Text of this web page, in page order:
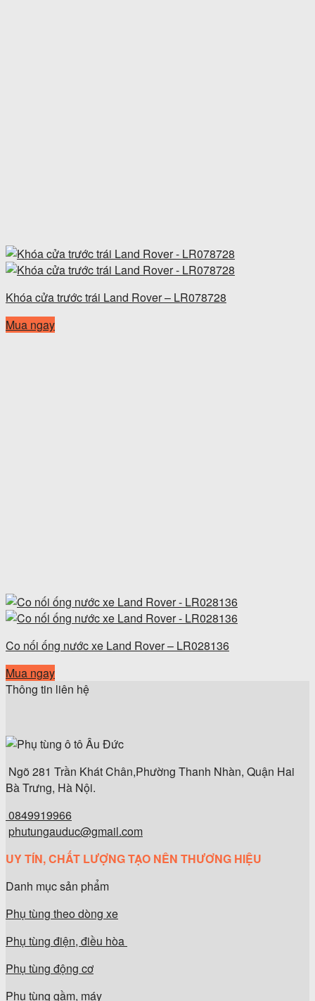
Khóa cửa trước trái Land Rover – LR078728
Mua ngay
Co nối ống nước xe Land Rover – LR028136
Mua ngay
Thông tin liên hệ
Ngõ 281 Trần Khát Chân,Phường Thanh Nhàn, Quận Hai
Bà Trưng, Hà Nội.
0849919966
phutungauduc@gmail.com
UY TÍN, CHẤT LƯỢNG TẠO NÊN THƯƠNG HIỆU
Danh mục sản phẩm
Phụ tùng theo dòng xe
Phụ tùng điện, điều hòa
Phụ tùng động cơ
Phụ tùng gầm, máy